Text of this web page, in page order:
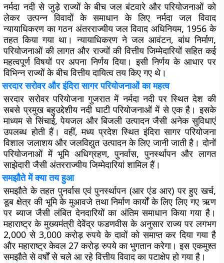
नर्मदा नदी से जुड़े राज्यों के बीच जल बंटवारे और परियोजनाओं को
लेकर उत्पन्न विवादों के समाधान के लिए नर्मदा जल विवाद
न्यायाधिकरण का गठन अंतरराज्यीय जल विवाद अधिनियम, 1956 के
तहत किया गया था। न्यायाधिकरण ने जल आवंटन, बांध निर्माण,
परियोजनाओं की लागत और राज्यों की वित्तीय जिम्मेदारियों सहित कई
महत्वपूर्ण विषयों पर अपना निर्णय दिया। इसी निर्णय के आधार पर
विभिन्न राज्यों के बीच वित्तीय दायित्व तय किए गए थे।
सरदार सरोवर और इंदिरा सागर परियोजनाओं का महत्व
सरदार सरोवर परियोजना गुजरात में नर्मदा नदी पर स्थित देश की
सबसे प्रमुख बहुउद्देशीय नदी घाटी परियोजनाओं में से एक है। इसके
माध्यम से सिंचाई, पेयजल और बिजली उत्पादन जैसी अनेक सुविधाएं
उपलब्ध होती हैं। वहीं, मध्य प्रदेश स्थित इंदिरा सागर परियोजना
विशाल जलाशय और जलविद्युत उत्पादन के लिए जानी जाती है। दोनों
परियोजनाओं में भूमि अधिग्रहण, पुनर्वास, पुनर्स्थापन और लागत
साझेदारी जैसी अंतरराज्यीय जिम्मेदारियां शामिल हैं।
समझौते में क्या तय हुआ
समझौते के तहत पुनर्वास एवं पुनर्स्थापन (आर एंड आर) पर हुए खर्च,
डूब क्षेत्र की भूमि के मुआवजे तथा निर्माण कार्यों के लिए लिए गए ऋण
पर ब्याज जैसी लंबित देनदारियों का अंतिम समाधान किया गया है।
महाराष्ट्र के मुख्यमंत्री देवेंद्र फडणवीस के अनुसार राज्य पर लगभग
2,000 से 3,000 करोड़ रुपये के दावों को समाप्त कर दिया गया है
और महाराष्ट्र केवल 27 करोड़ रुपये का भुगतान करेगा। इस एकमुश्त
समझौते से वर्षों से चले आ रहे वित्तीय विवाद का पटाक्षेप हो गया है।